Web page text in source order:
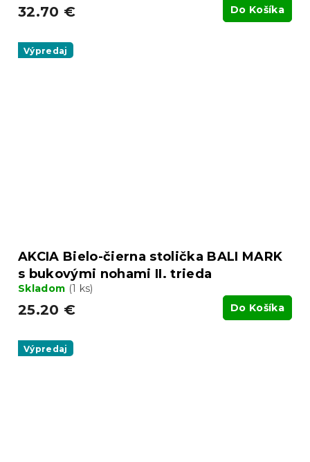
32.70 € Do Košíka
Výpredaj
AKCIA Bielo-čierna stolička BALI MARK
s bukovými nohami II. trieda
Skladom (1 ks)
25.20 € Do Košíka
Výpredaj